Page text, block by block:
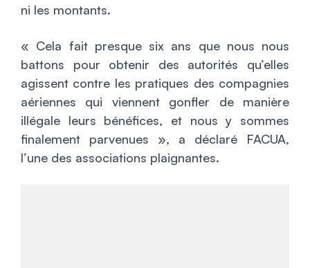
ni les montants.
« Cela fait presque six ans que nous nous
battons pour obtenir des autorités qu’elles
agissent contre les pratiques des compagnies
aériennes qui viennent gonfler de manière
illégale leurs bénéfices, et nous y sommes
finalement parvenues », a déclaré FACUA,
l’une des associations plaignantes.